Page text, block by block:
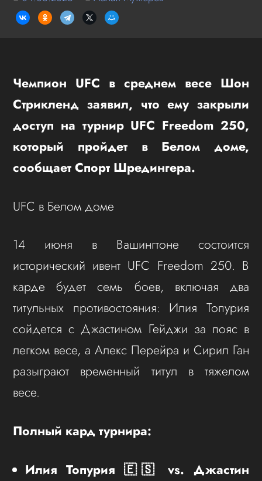
Чемпион UFC в среднем весе Шон
Стрикленд заявил, что ему закрыли
доступ на турнир UFC Freedom 250,
который пройдет в Белом доме,
сообщает Спорт Шредингера.
UFC в Белом доме
14 июня в Вашингтоне состоится
исторический ивент UFC Freedom 250. В
карде будет семь боев, включая два
титульных противостояния: Илия Топурия
сойдется с Джастином Гейджи за пояс в
легком весе, а Алекс Перейра и Сирил Ган
разыграют временный титул в тяжелом
весе.
Полный кард турнира:
Илия Топурия 🇪🇸 vs. Джастин